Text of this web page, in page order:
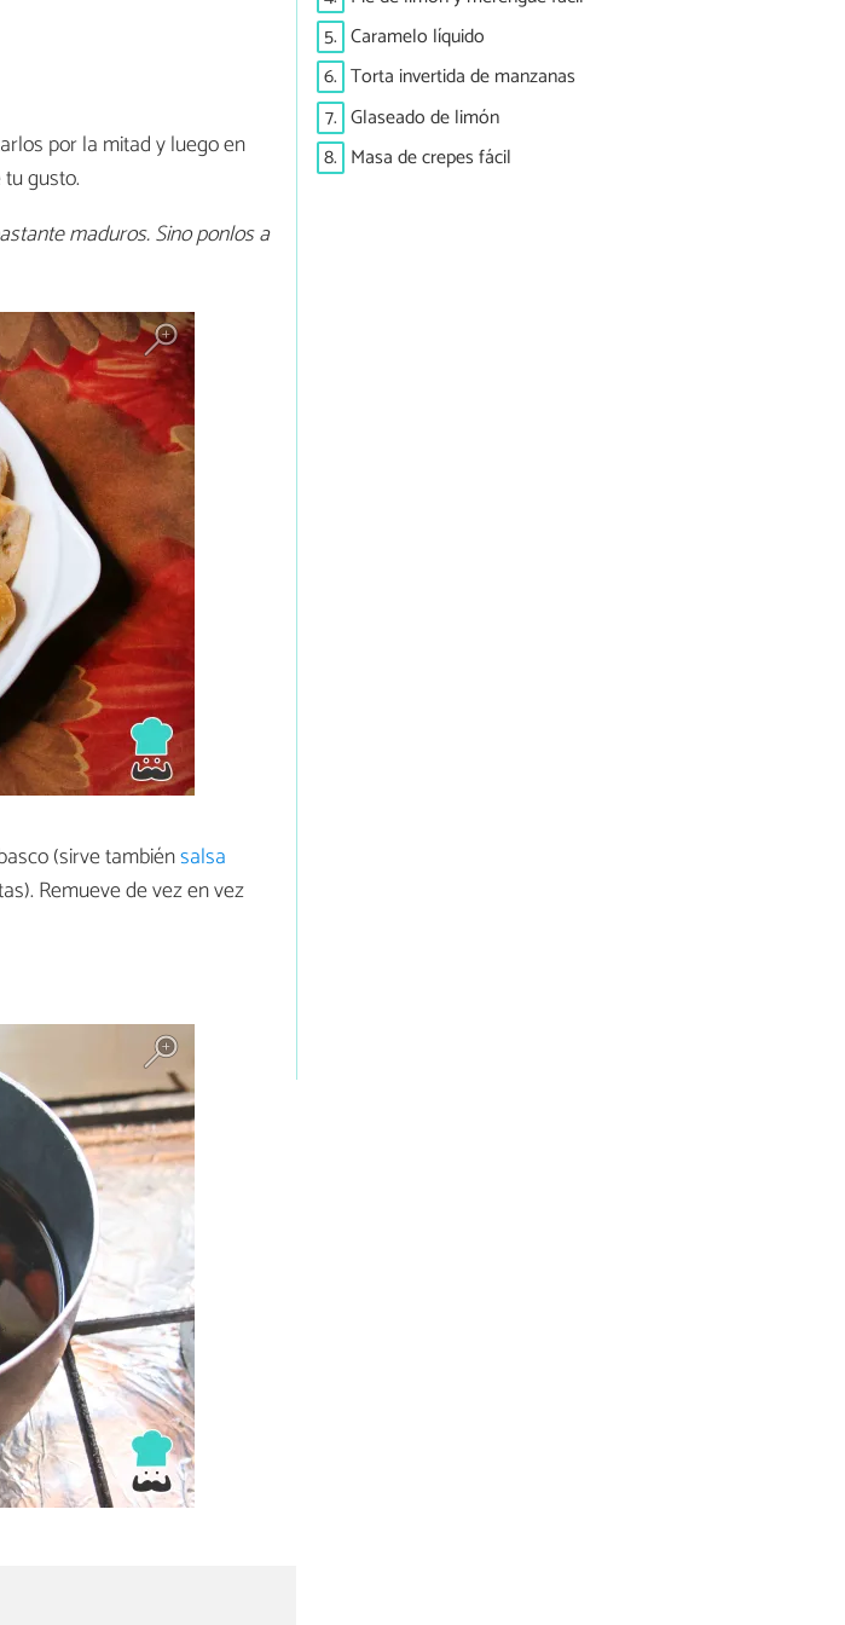
por la mitad y luego en
gusto.
maduros. Sino ponlos a
(sirve tambiénsalsa
Remueve de vez en vez
5. Caramelo líquido
6. Torta invertida de manzanas
7. Glaseado de limón
8. Masa de crepes fácil